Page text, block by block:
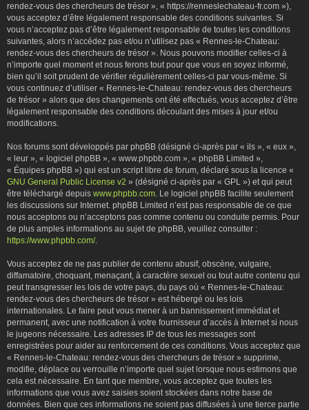
rendez-vous des chercheurs de trésor », « https://renneslechateau-fr.com »),
vous acceptez d’être légalement responsable des conditions suivantes. Si
vous n’acceptez pas d’être légalement responsable de toutes les conditions
suivantes, alors n’accédez pas et/ou n’utilisez pas « Rennes-le-Chateau:
rendez-vous des chercheurs de trésor ». Nous pouvons modifier celles-ci à
n’importe quel moment et nous ferons tout pour que vous en soyez informé,
bien qu’il soit prudent de vérifier régulièrement celles-ci par vous-même. Si
vous continuez d’utiliser « Rennes-le-Chateau: rendez-vous des chercheurs
de trésor » alors que des changements ont été effectués, vous acceptez d’être
légalement responsable des conditions découlant des mises à jour et/ou
modifications.
Nos forums sont développés par phpBB (désigné ci-après par « ils », « eux »,
« leur », « logiciel phpBB », « www.phpbb.com », « phpBB Limited »,
« Équipes phpBB ») qui est un script libre de forum, déclaré sous la licence «
GNU General Public License v2 » (désigné ci-après par « GPL ») et qui peut
être téléchargé depuis www.phpbb.com. Le logiciel phpBB facilite seulement
les discussions sur Internet. phpBB Limited n’est pas responsable de ce que
nous acceptons ou n’acceptons pas comme contenu ou conduite permis. Pour
de plus amples informations au sujet de phpBB, veuillez consulter :
https://www.phpbb.com/.
Vous acceptez de ne pas publier de contenu abusif, obscène, vulgaire,
diffamatoire, choquant, menaçant, à caractère sexuel ou tout autre contenu qui
peut transgresser les lois de votre pays, du pays où « Rennes-le-Chateau:
rendez-vous des chercheurs de trésor » est hébergé ou les lois
internationales. Le faire peut vous mener à un bannissement immédiat et
permanent, avec une notification à votre fournisseur d’accès à Internet si nous
le jugeons nécessaire. Les adresses IP de tous les messages sont
enregistrées pour aider au renforcement de ces conditions. Vous acceptez que
« Rennes-le-Chateau: rendez-vous des chercheurs de trésor » supprime,
modifie, déplace ou verrouille n’importe quel sujet lorsque nous estimons que
cela est nécessaire. En tant que membre, vous acceptez que toutes les
informations que vous avez saisies soient stockées dans notre base de
données. Bien que ces informations ne soient pas diffusées à une tierce partie